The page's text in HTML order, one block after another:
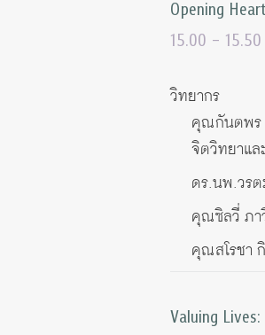
Opening
15.00 –
วิทยากร
คุณกันตพร
จิตวิทยาแล
ดร.นพ.วร
คุณซิลวี่ ภา
คุณสโรชา
Valuing